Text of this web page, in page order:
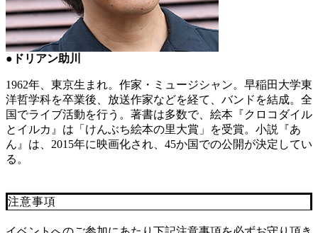
●ドリアン助川
1962年、東京生まれ。作家・ミュージシャン。早稲田大学東
洋哲学科を卒業後、放送作家などを経て、バンドを結成。全
国でライブ活動を行う。著書は多数で、絵本『クロコダイル
とイルカ』は「けんぶち絵本の里大賞」を受賞。小説『あ
ん』は、2015年に映画化され、45か国での公開が決定してい
る。
注意事項